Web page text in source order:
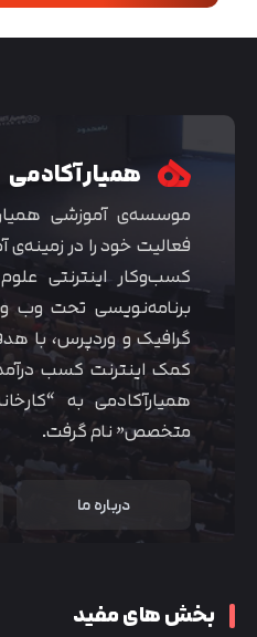
همیار آکادمی
فعالیت خود را در
کسب‌و‌کار اینترنتی
برنامه‌نویسی تحت
گرافیک و وردپرس، با
کمک اینترنت کسب
همیارآکادمی به
متخصص” نام گرفت.
درباره ما
بخش های مفید
متوجه شدم